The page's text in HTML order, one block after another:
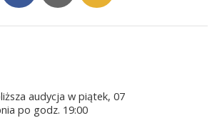
audycja w piątek, 07
po godz. 19:00